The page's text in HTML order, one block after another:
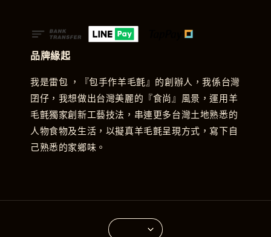
品牌緣起
我是雷包 ，『包手作羊毛氈』的創辦人，我係台灣
囝仔，我想做出台灣美麗的『食尚』風景，運用羊
毛氈獨家創新工藝技法，串連更多台灣土地熟悉的
人物食物及生活，以擬真羊毛氈呈現方式，寫下自
己熟悉的家鄉味。